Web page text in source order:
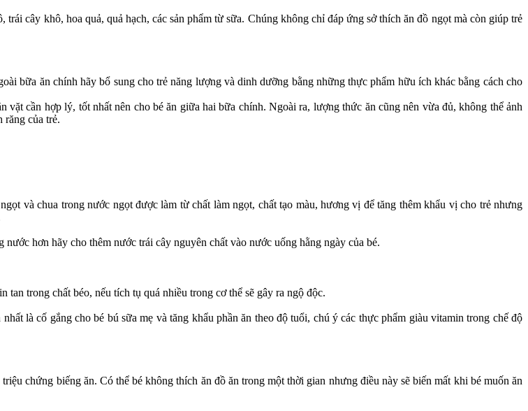
cây khô, hoa quả, quả hạch, các sản phẩm từ sữa. Chúng không chỉ đáp ứng sở thích ăn đồ ngọt mà còn giúp trẻ
bữa ăn chính hãy bổ sung cho trẻ năng lượng và dinh dưỡng bằng những thực phẩm hữu ích khác bằng cách cho
vặt cần hợp lý, tốt nhất nên cho bé ăn giữa hai bữa chính. Ngoài ra, lượng thức ăn cũng nên vừa đủ, không thể ảnh
răng của trẻ.
và chua trong nước ngọt được làm từ chất làm ngọt, chất tạo màu, hương vị để tăng thêm khẩu vị cho trẻ nhưng
hơn hãy cho thêm nước trái cây nguyên chất vào nước uống hằng ngày của bé.
trong chất béo, nếu tích tụ quá nhiều trong c‌ơ th‌ể sẽ gây ra ngộ độc.
là cố gắng cho bé bú sữa mẹ và tăng khẩu phần ăn theo độ tuổi, chú ý các thực phẩm giàu vitamin trong chế độ
chứng biếng ăn. Có thể bé không thích ăn đồ ăn trong một thời gian nhưng điều này sẽ biến mất khi bé muốn ăn